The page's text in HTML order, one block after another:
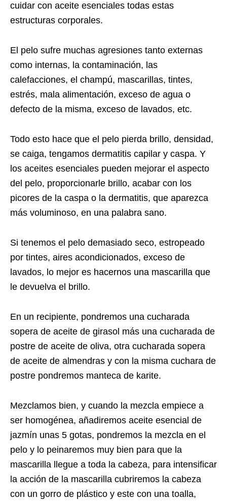
cuidar con aceite esenciales todas estas
estructuras corporales.
El pelo sufre muchas agresiones tanto externas
como internas, la contaminación, las
calefacciones, el champú, mascarillas, tintes,
estrés, mala alimentación, exceso de agua o
defecto de la misma, exceso de lavados, etc.
Todo esto hace que el pelo pierda brillo, densidad,
se caiga, tengamos dermatitis capilar y caspa. Y
los aceites esenciales pueden mejorar el aspecto
del pelo, proporcionarle brillo, acabar con los
picores de la caspa o la dermatitis, que aparezca
más voluminoso, en una palabra sano.
Si tenemos el pelo demasiado seco, estropeado
por tintes, aires acondicionados, exceso de
lavados, lo mejor es hacernos una mascarilla que
le devuelva el brillo.
En un recipiente, pondremos una cucharada
sopera de aceite de girasol más una cucharada de
postre de aceite de oliva, otra cucharada sopera
de aceite de almendras y con la misma cuchara de
postre pondremos manteca de karite.
Mezclamos bien, y cuando la mezcla empiece a
ser homogénea, añadiremos aceite esencial de
jazmín unas 5 gotas, pondremos la mezcla en el
pelo y lo peinaremos muy bien para que la
mascarilla llegue a toda la cabeza, para intensificar
la acción de la mascarilla cubriremos la cabeza
con un gorro de plástico y este con una toalla,